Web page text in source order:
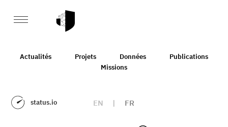
Actualités Projets Données
Publications
Missions
status.io EN | FR